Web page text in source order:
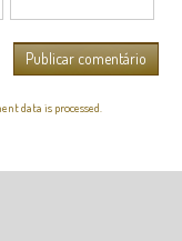
data is processed.